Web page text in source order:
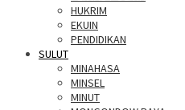
HUKRIM
EKUIN
PENDIDIKAN
SULUT
MINAHASA
MINSEL
MINUT